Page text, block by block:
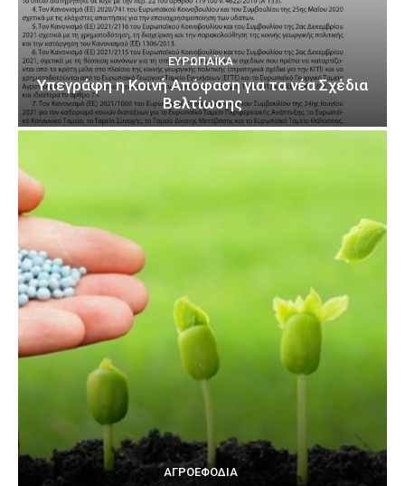
ΕΥΡΩΠΑΪΚΆ
Υπεγράφη η Κοινή Απόφαση για τα νέα Σχέδια
Βελτίωσης
ΑΓΡΟΕΦΌΔΙΑ